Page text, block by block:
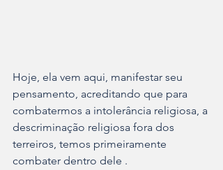
Hoje, ela vem aqui, manifestar seu
pensamento, acreditando que para
combatermos a intolerância religiosa, a
descriminação religiosa fora dos
terreiros, temos primeiramente
combater dentro dele .